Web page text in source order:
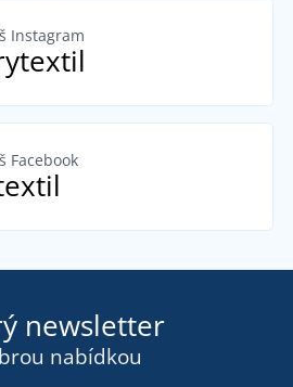
Instagram
Facebook
newsletter
nabídkou